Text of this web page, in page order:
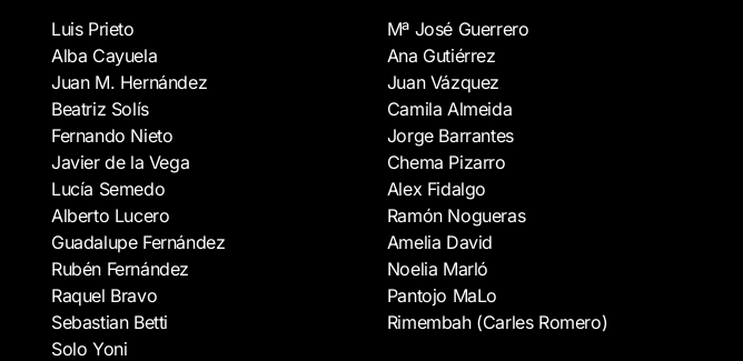
Luis Prieto
Alba Cayuela
Juan M. Hernández
Beatriz Solís
Fernando Nieto
Javier de la Vega
Lucía Semedo
Alberto Lucero
Guadalupe Fernández
Rubén Fernández
Raquel Bravo
Sebastian Betti
Solo Yoni
Mª José Guerrero
Ana Gutiérrez
Juan Vázquez
Camila Almeida
Jorge Barrantes
Chema Pizarro
Alex Fidalgo
Ramón Nogueras
Amelia David
Noelia Marló
Pantojo MaLo
Rimembah (Carles Romero)